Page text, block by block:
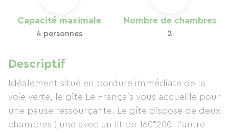
Capacité maximale
4 personnes
Nombre de chambres
2
Descriptif
Idéalement situé en bordure immédiate de la
voie verte, le gîte Le Français vous accueille pour
une pause ressourçante. Le gîte dispose de deux
chambres ( une avec un lit de 160*200, l'autre